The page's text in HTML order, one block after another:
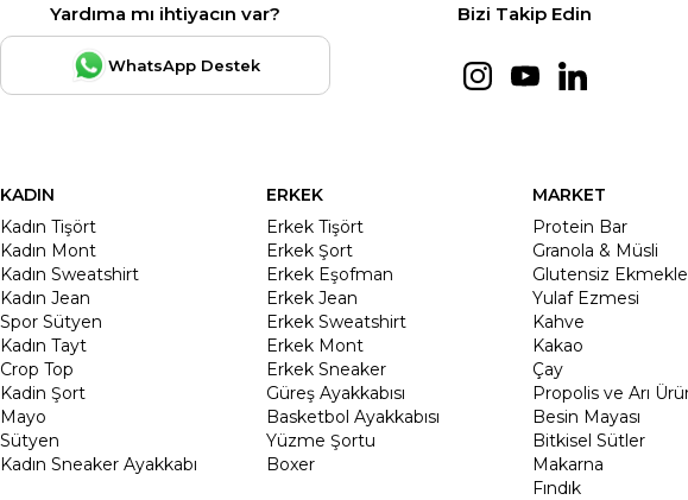
Yardıma mı ihtiyacın var?
WhatsApp Destek
Bizi Takip Edin
KADIN
Kadın Tişört
Kadın Mont
Kadın Sweatshirt
Kadın Jean
Spor Sütyen
Kadın Tayt
Crop Top
Kadin Şort
Mayo
Sütyen
Kadın Sneaker Ayakkabı
ERKEK
Erkek Tişört
Erkek Şort
Erkek Eşofman
Erkek Jean
Erkek Sweatshirt
Erkek Mont
Erkek Sneaker
Güreş Ayakkabısı
Basketbol Ayakkabısı
Yüzme Şortu
Boxer
MARKET
Protein Bar
Granola & Müsli
Glutensiz
Yulaf Ezmesi
Kahve
Kakao
Çay
Propolis ve Arı
Besin Mayası
Bitkisel Sütler
Makarna
Fındık